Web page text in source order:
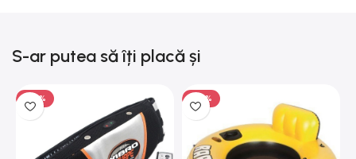
S-ar putea să îți placă și
-50% -50%